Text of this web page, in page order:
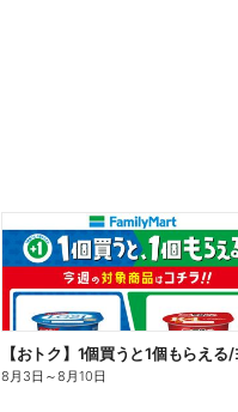
8月3日 ～8月10日